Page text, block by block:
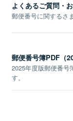
よくあるご質問・
郵便番号に関するさ
郵便番号簿PDF（
2025年度版郵便番号
す。